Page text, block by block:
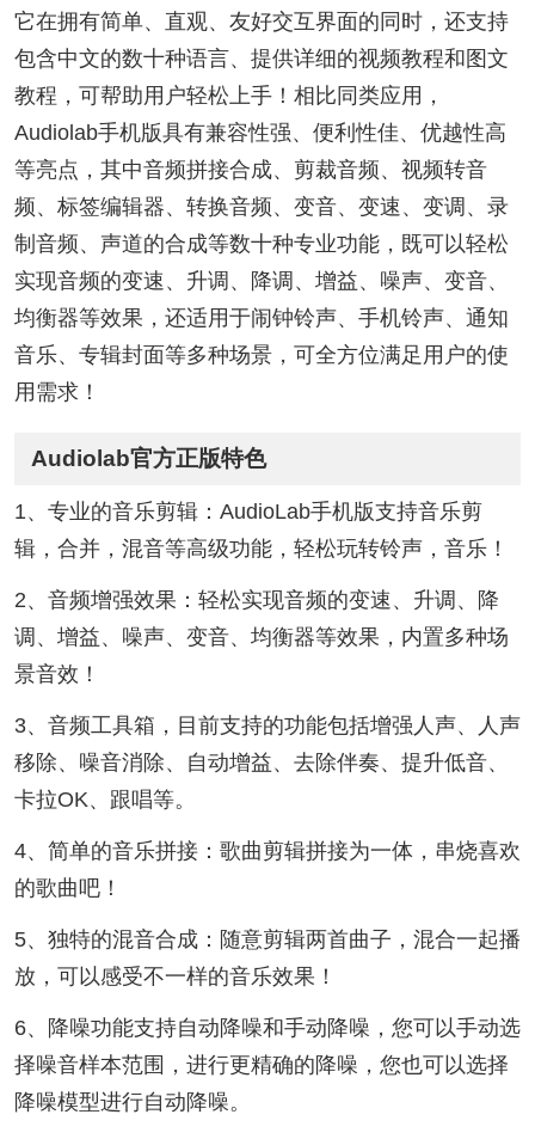
它在拥有简单、直观、友好交互界面的同时，还支持
包含中文的数十种语言、提供详细的视频教程和图文
教程，可帮助用户轻松上手！相比同类应用，
Audiolab手机版具有兼容性强、便利性佳、优越性高
等亮点，其中音频拼接合成、剪裁音频、视频转音
频、标签编辑器、转换音频、变音、变速、变调、录
制音频、声道的合成等数十种专业功能，既可以轻松
实现音频的变速、升调、降调、增益、噪声、变音、
均衡器等效果，还适用于闹钟铃声、手机铃声、通知
音乐、专辑封面等多种场景，可全方位满足用户的使
用需求！
Audiolab官方正版特色
1、专业的音乐剪辑：AudioLab手机版支持音乐剪
辑，合并，混音等高级功能，轻松玩转铃声，音乐！
2、音频增强效果：轻松实现音频的变速、升调、降
调、增益、噪声、变音、均衡器等效果，内置多种场
景音效！
3、音频工具箱，目前支持的功能包括增强人声、人声
移除、噪音消除、自动增益、去除伴奏、提升低音、
卡拉OK、跟唱等。
4、简单的音乐拼接：歌曲剪辑拼接为一体，串烧喜欢
的歌曲吧！
5、独特的混音合成：随意剪辑两首曲子，混合一起播
放，可以感受不一样的音乐效果！
6、降噪功能支持自动降噪和手动降噪，您可以手动选
择噪音样本范围，进行更精确的降噪，您也可以选择
降噪模型进行自动降噪。